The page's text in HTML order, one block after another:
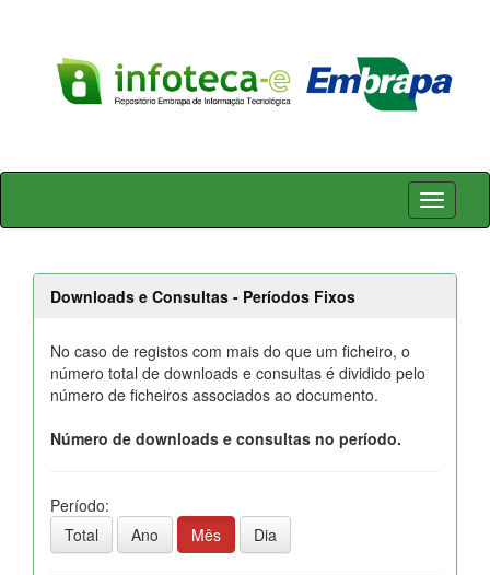
Skip
Downloads e Consultas - Períodos Fixos
No caso de registos com mais do que um ficheiro, o
número total de downloads e consultas é dividido pelo
número de ficheiros associados ao documento.
Número de downloads e consultas no período.
Período:
Total
Ano Mês Dia